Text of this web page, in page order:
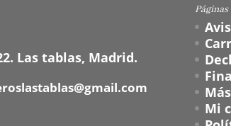
Las tablas, Madrid.
Páginas
Mi